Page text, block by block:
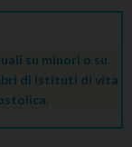
su minori o su
di Istituti di vita